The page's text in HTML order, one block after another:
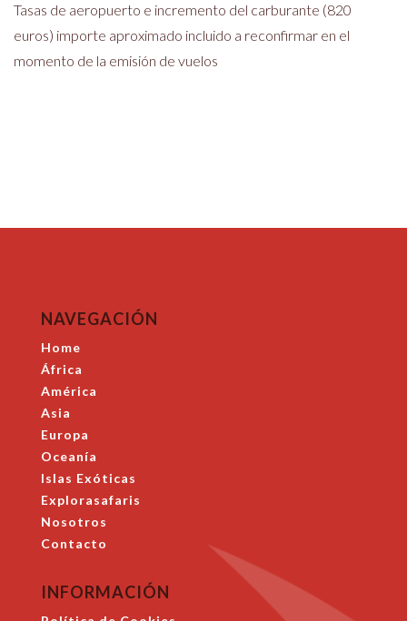
Tasas de aeropuerto e incremento del carburante (820
euros) importe aproximado incluido a reconfirmar en el
momento de la emisión de vuelos
NAVEGACIÓN
Home
África
América
Asia
Europa
Oceanía
Islas Exóticas
Explorasafaris
Nosotros
Contacto
INFORMACIÓN